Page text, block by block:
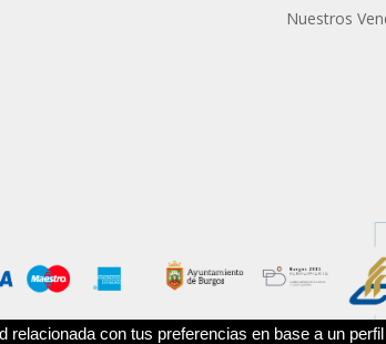
Nuestros
con tus preferencias en base a un